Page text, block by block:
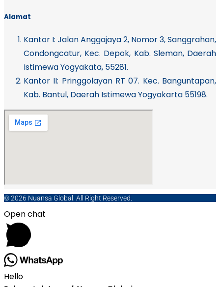
Alamat
Kantor I: Jalan Anggajaya 2, Nomor 3, Sanggrahan,
Condongcatur, Kec. Depok, Kab. Sleman, Daerah
Istimewa Yogyakata, 55281.
Kantor II: Pringgolayan RT 07. Kec. Banguntapan,
Kab. Bantul, Daerah Istimewa Yogyakarta 55198.
© 2026 Nuansa Global. All Right Reserved.
Open chat
Hello